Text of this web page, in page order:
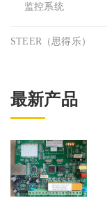
监控系统
STEER（思得乐）
最新产品